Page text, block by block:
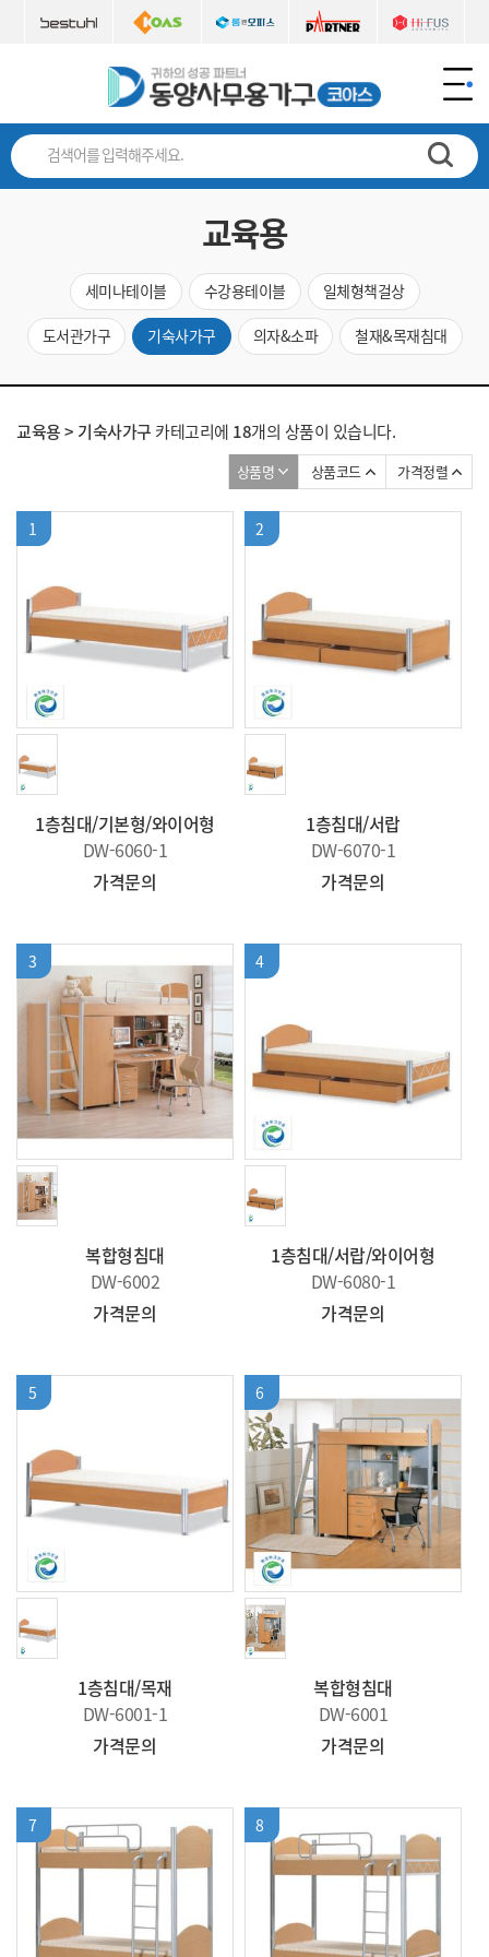
브랜드시리즈 책상 의자 테이블 책장
락카/사물함 파티션 소파 교육용 실험실
철재가구 금고
교육용
세미나테이블 수강용테이블 일체형책걸상
도서관가구 기숙사가구 의자&소파 철재&목재침대
교육용 > 기숙사가구 카테고리에 18개의 상품이 있습니다.
상품명 상품코드 가격정렬
1
1층침대/기본형/와이어형
DW-6060-1
가격문의
2
1층침대/서랍
DW-6070-1
가격문의
3
복합형침대
DW-6002
가격문의
4
1층침대/서랍/와이어형
DW-6080-1
가격문의
5
1층침대/목재
DW-6001-1
가격문의
6
복합형침대
DW-6001
가격문의
7 8